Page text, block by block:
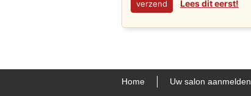
Lees dit eerst!
Home Uw salon aanmelden